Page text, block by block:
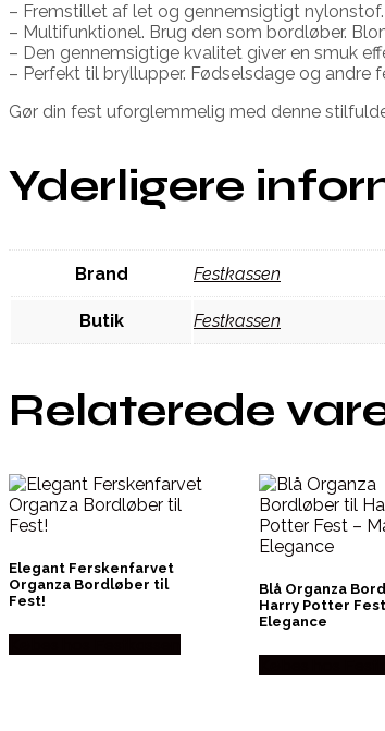
– Fremstillet af let og gennemsigtigt
– Multifunktionel. Brug den som bordløber.
– Den gennemsigtige kvalitet giver en smuk
– Perfekt til bryllupper. Fødselsdage og andre
Gør din fest uforglemmelig med denne
Yderligere
Brand Festkassen
Butik Festkassen
Relaterede
Elegant Ferskenfarvet
Organza Bordløber til
Fest!
Blå Organza
Harry Potter
Elegance